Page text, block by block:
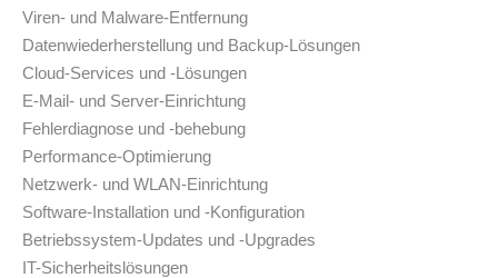
Viren- und Malware-Entfernung
Datenwiederherstellung und Backup-Lösungen
Cloud-Services und -Lösungen
E-Mail- und Server-Einrichtung
Fehlerdiagnose und -behebung
Performance-Optimierung
Netzwerk- und WLAN-Einrichtung
Software-Installation und -Konfiguration
Betriebssystem-Updates und -Upgrades
IT-Sicherheitslösungen